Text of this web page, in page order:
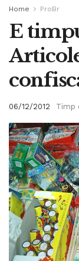
Home ProBr
E
06/12/2012 Timp